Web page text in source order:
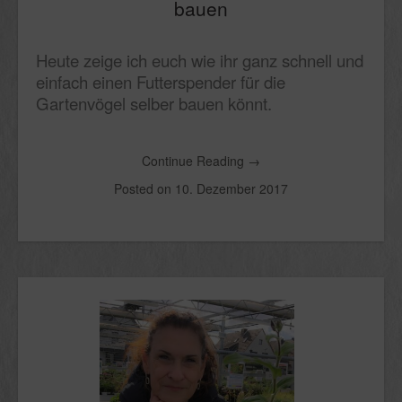
bauen
Heute zeige ich euch wie ihr ganz schnell und
einfach einen Futterspender für die
Gartenvögel selber bauen könnt.
Continue Reading →
Posted on 10. Dezember 2017